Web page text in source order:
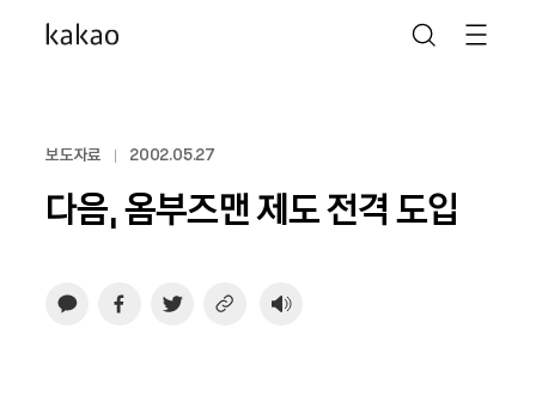
보도자료 2002.05.27
다음, 옴부즈맨 제도 전격 도입